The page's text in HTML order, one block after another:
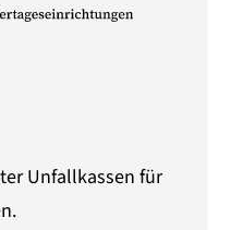
Unfallkassen für